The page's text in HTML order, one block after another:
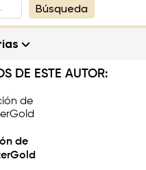
Búsqueda
DE ESTE AUTOR:
de